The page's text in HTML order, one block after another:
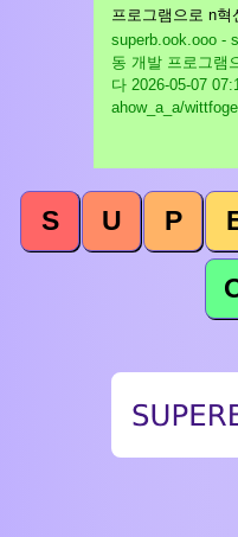
프로그램으로 n
superb.ook.ooo -
동 개발 프로그램
다 2026-05-07
ahow_a_a/
S U P